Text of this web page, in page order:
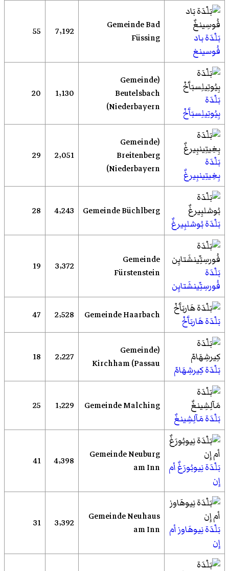
بَلْدَة باد
فُوسينغ
Gemeinde Bad
Füssing
7٬192 55
بَلْدَة
بِيُوتِيلِسبَآَخْ
(Gemeinde
Beutelsbach
(Niederbayern
1٬130 20
بَلْدَة
بِغِيتِينبِيرغٌ
(Gemeinde
Breitenberg
(Niederbayern
2٬051 29
بَلْدَة بُوشلبِيرغٌ
Gemeinde Büchlberg 4٬243 28
بَلْدَة
فُورسِتِّينشَتايِن
Gemeinde
Fürstenstein
3٬372 19
بَلْدَة هَاربَآَخْ Gemeinde Haarbach 2٬528 47
بَلْدَة كِيرشِهَامّ
(Gemeinde
Kirchham (Passau
2٬227 18
بَلْدَة مَآلِشِينغٌ
Gemeinde Malching 1٬229 25
بَلْدَة نِيوبُورَغٌ أم
إِن
Gemeinde Neuburg
am Inn
4٬398 41
بَلْدَة نِيوهَاوز أم
إِن
Gemeinde Neuhaus
am Inn
3٬392 31